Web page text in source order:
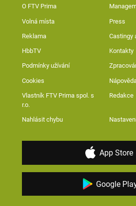
O FTV Prima
Volná místa Press
Reklama Castingy
HbbTV Kontakty
Podmínky užívání
Cookies
Vlastník FTV Prima spol. s
r.o.
Redakce
Nahlásit chybu
App Store
Google